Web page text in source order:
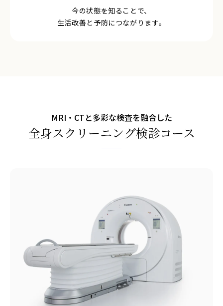
今の状態を知ることで、
生活改善と予防につながります。
MRI・CTと多彩な検査を融合した
全身スクリーニング検診コース